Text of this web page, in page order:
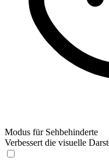
Modus für Sehbehinderte
Verbessert die visuelle